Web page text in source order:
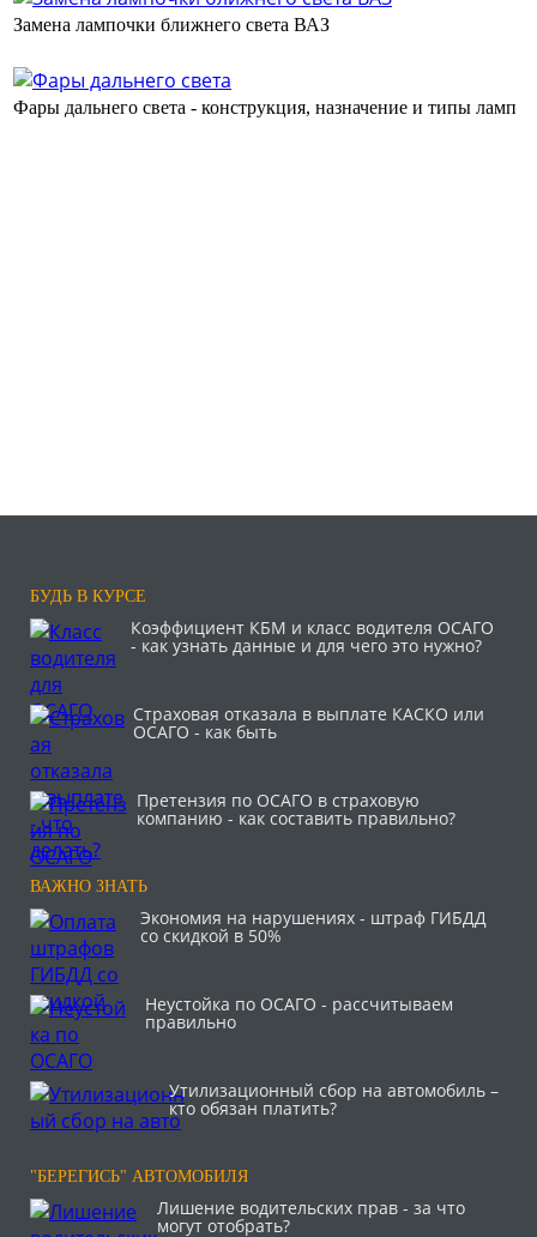
Замена лампочки ближнего света ВАЗ
Фары дальнего света - конструкция, назначение и типы ламп
БУДЬ В КУРСЕ
Коэффициент КБМ и класс водителя ОСАГО
- как узнать данные и для чего это нужно?
Страховая отказала в выплате КАСКО или
ОСАГО - как быть
Претензия по ОСАГО в страховую
компанию - как составить правильно?
ВАЖНО ЗНАТЬ
Экономия на нарушениях - штраф ГИБДД
со скидкой в 50%
Неустойка по ОСАГО - рассчитываем
правильно
Утилизационный сбор на автомобиль –
кто обязан платить?
"БЕРЕГИСЬ" АВТОМОБИЛЯ
Лишение водительских прав - за что
могут отобрать?